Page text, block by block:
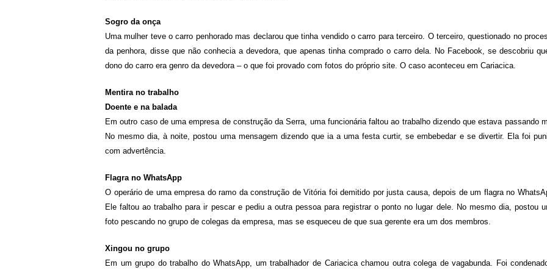
Sogro da onça
Uma mulher teve o carro penhorado mas declarou que tinha vendido o carro para terceiro. O terceiro, questionado no
da penhora, disse que não conhecia a devedora, que apenas tinha comprado o carro dela. No Facebook, se descobriu
dono do carro era genro da devedora – o que foi provado com fotos do próprio site. O caso aconteceu em Cariacica.
Mentira no trabalho
Doente e na balada
Em outro caso de uma empresa de construção da Serra, uma funcionária faltou ao trabalho dizendo que estava passando
No mesmo dia, à noite, postou uma mensagem dizendo que ia a uma festa curtir, se embebedar e se divertir. Ela foi
com advertência.
Flagra no WhatsApp
O operário de uma empresa do ramo da construção de Vitória foi demitido por justa causa, depois de um flagra no
Ele faltou ao trabalho para ir pescar e pediu a outra pessoa para registrar o ponto no lugar dele. No mesmo dia, postou
foto pescando no grupo de colegas da empresa, mas se esqueceu de que sua gerente era um dos membros.
Xingou no grupo
Em um grupo do trabalho do WhatsApp, um trabalhador de Cariacica chamou outra colega de vagabunda. Foi